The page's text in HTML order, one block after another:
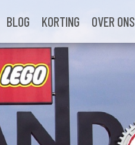
BLOG KORTING OVER ONS